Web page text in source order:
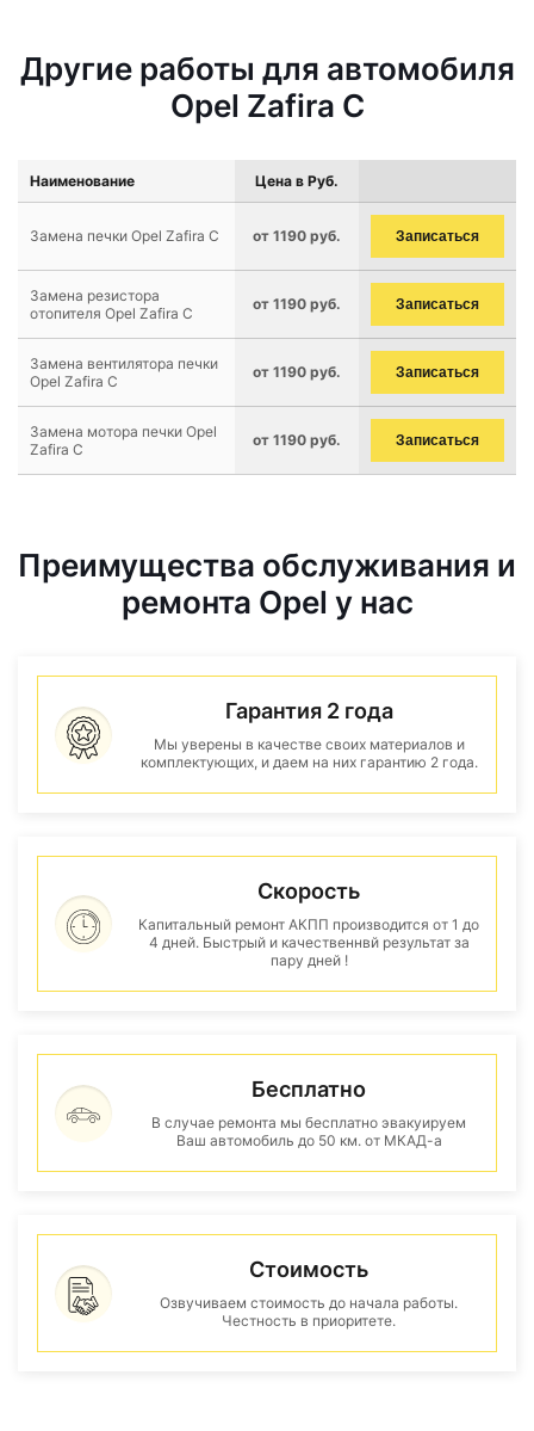
Другие работы для автомобиля
Opel Zafira C
Наименование Цена в Руб.
Замена печки Opel Zafira C от 1190 руб. Записаться
Замена резистора
отопителя Opel Zafira C
от 1190 руб. Записаться
Замена вентилятора печки
Opel Zafira C
от 1190 руб. Записаться
Замена мотора печки Opel
Zafira C
от 1190 руб. Записаться
Преимущества обслуживания и
ремонта Opel у нас
Гарантия 2 года
Мы уверены в качестве своих материалов и
комплектующих, и даем на них гарантию 2 года.
Скорость
Капитальный ремонт АКПП производится от 1 до
4 дней. Быстрый и качественнвй результат за
пару дней !
Бесплатно
В случае ремонта мы бесплатно эвакуируем
Ваш автомобиль до 50 км. от МКАД-а
Стоимость
Озвучиваем стоимость до начала работы.
Честность в приоритете.